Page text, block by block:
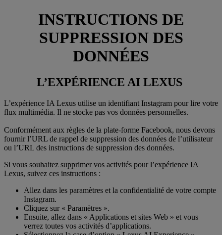
INSTRUCTIONS DE
SUPPRESSION DES
DONNÉES
L’EXPÉRIENCE AI LEXUS
L’expérience IA Lexus utilise un identifiant Instagram pour lire votre
flux multimédia. Il ne stocke pas vos données personnelles.
Conformément aux règles de la plate-forme Facebook, nous devons
fournir l’URL de rappel de suppression des données de l’utilisateur
ou l’URL des instructions de suppression des données.
Si vous souhaitez supprimer vos activités pour l’expérience IA
Lexus, suivez ces instructions :
Allez dans les paramètres et la confidentialité de votre compte
Instagram.
Cliquez sur « Paramètres ».
Ensuite, allez dans « Applications et sites Web » et vous
verrez toutes vos activités d’applications.